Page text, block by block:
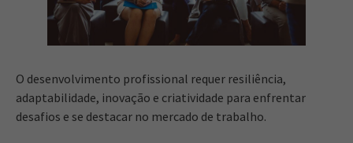
O desenvolvimento profissional requer resiliência,
adaptabilidade, inovação e criatividade para enfrentar
desafios e se destacar no mercado de trabalho.